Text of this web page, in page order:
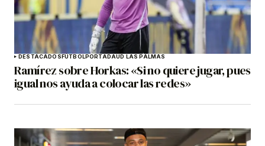
DESTACADOSFÚTBOLPORTADAUD LAS PALMAS
Ramírez sobre Horkas: «Si no quiere jugar, pues
igual nos ayuda a colocar las redes»